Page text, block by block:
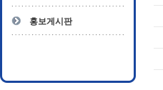
홍보게시판